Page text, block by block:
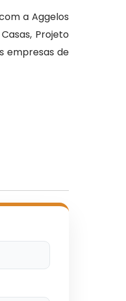
a Aggelos
Projeto
empresas de